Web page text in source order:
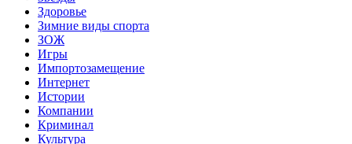
Здоровье
Зимние виды спорта
ЗОЖ
Игры
Импортозамещение
Интернет
Истории
Компании
Криминал
Культура